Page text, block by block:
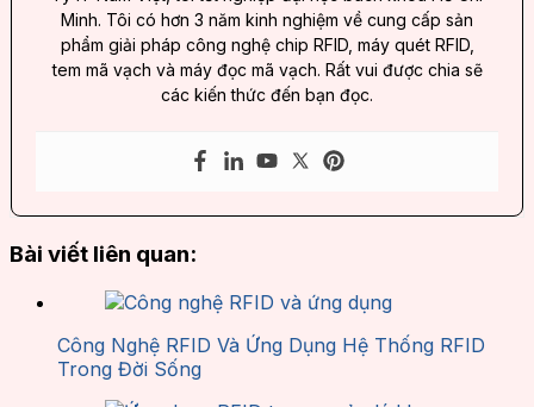
Minh. Tôi có hơn 3 năm kinh nghiệm về cung cấp sản
phẩm giải pháp công nghệ chip RFID, máy quét RFID,
tem mã vạch và máy đọc mã vạch. Rất vui được chia sẽ
các kiến thức đến bạn đọc.
Bài viết liên quan:
Công Nghệ RFID Và Ứng Dụng Hệ Thống RFID
Trong Đời Sống